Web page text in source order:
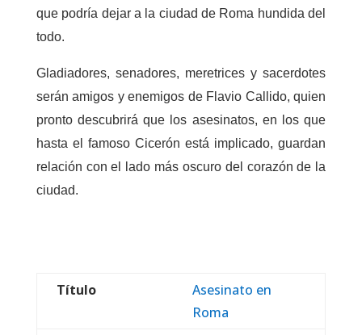
que podría dejar a la ciudad de Roma hundida del
todo.
Gladiadores, senadores, meretrices y sacerdotes
serán amigos y enemigos de Flavio Callido, quien
pronto descubrirá que los asesinatos, en los que
hasta el famoso Cicerón está implicado, guardan
relación con el lado más oscuro del corazón de la
ciudad.
Título
Asesinato en
Roma